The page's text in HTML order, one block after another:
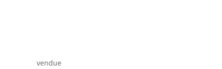
vendue